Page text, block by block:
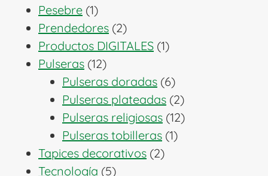
Pesebre 11
producto
Prendedores 22
productos
Productos DIGITALES 11
Pulseras 1212
productos
Pulseras doradas 66
productos
Pulseras plateadas 22
productos
Pulseras religiosas 1212
Pulseras tobilleras 11
Tapices decorativos 22
Tecnología 55